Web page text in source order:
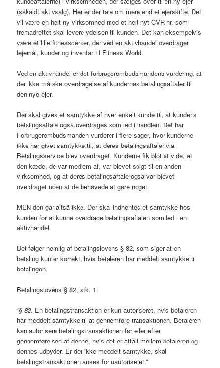
(såkaldt aktivsalg). Her er der tale om mere end et ejerskifte. Det
vil være en helt ny virksomhed med et helt nyt CVR nr. som
fremadrettet skal levere ydelsen til kunden. Det kan eksempelvis
være et lille fitnesscenter, der ved en aktivhandel overdrager
lejemål, kunder og inventar til Fitness World.
Ved en aktivhandel er det forbrugerombudsmandens vurdering, at
der ikke må ske overdragelse af kundernes betalingsaftaler til
den nye ejer.
Der skal gives et samtykke af hver enkelt kunde til, at kundens
betalingsaftale også overdrages som led i handlen. Det har
Forbrugerombudsmanden vurderer i flere sager, hvor kunderne
ikke har givet samtykke til, at deres betalingsaftaler via
Betalingsservice blev overdraget. Kunderne fik blot at vide, at
den kæde, de var medlem af, var blevet solgt til en anden
virksomhed, og at deres betalingsaftale også var blevet
overdraget uden at de behøvede at gøre noget.
MEN den går altså ikke. Der skal indhentes et samtykke hos
kunden for at kunne overdrage betalingsaftalen som led i en
aktivhandel.
Det følger nemlig af betalingslovens § 82, som siger at en
betaling kun er korrekt, hvis betaleren har meddelt samtykke til
betalingen.
Betalingslovens § 82, stk. 1:
”§ 82. En betalingstransaktion er kun autoriseret, hvis betaleren
har meddelt samtykke til at gennemføre transaktionen. Betaleren
kan autorisere betalingstransaktionen før eller efter
gennemførelsen af denne, hvis det er aftalt mellem betaleren og
dennes udbyder. Er der ikke meddelt samtykke, skal
betalingstransaktionen anses for uautoriseret.”